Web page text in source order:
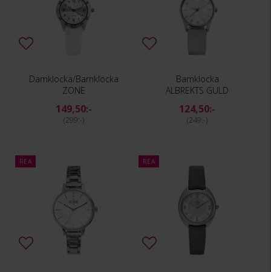
Damklocka/Barnklocka
ZONE
149,50:-
299:-
Barnklocka
ALBREKTS GULD
124,50:-
249:-
REA REA